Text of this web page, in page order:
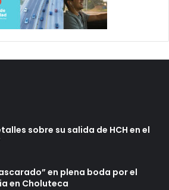
sobre su salida de HCH en el
en plena boda por el
en Choluteca